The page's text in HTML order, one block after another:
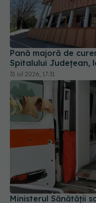
Pană majoră de
Spitalului Județean,
31 iul 2026, 17:31
Ministerul Sănătății
medicale vor putea
autorizație sanitară
30 iul 2026, 16:12